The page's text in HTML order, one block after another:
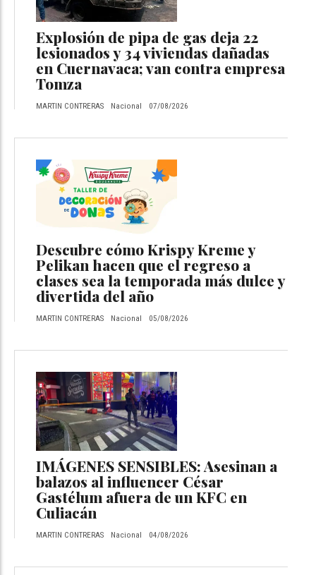
Explosión de pipa de gas deja 22
lesionados y 34 viviendas dañadas
en Cuernavaca; van contra empresa
Tomza
MARTIN CONTRERAS Nacional 07/08/2026
Descubre cómo Krispy Kreme y
Pelikan hacen que el regreso a
clases sea la temporada más dulce y
divertida del año
MARTIN CONTRERAS Nacional 05/08/2026
IMÁGENES SENSIBLES: Asesinan a
balazos al influencer César
Gastélum afuera de un KFC en
Culiacán
MARTIN CONTRERAS Nacional 04/08/2026